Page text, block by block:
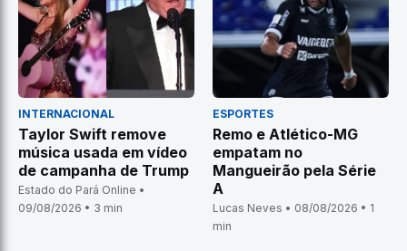
INTERNACIONAL
Taylor Swift remove
música usada em vídeo
de campanha de Trump
Estado do Pará Online •
09/08/2026 • 3 min
ESPORTES
Remo e Atlético-MG
empatam no
Mangueirão pela Série
A
Lucas Neves • 08/08/2026 • 1
min